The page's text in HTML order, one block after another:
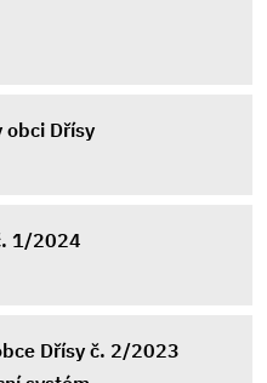
obci Dřísy
1/2024
Dřísy č. 2/2023